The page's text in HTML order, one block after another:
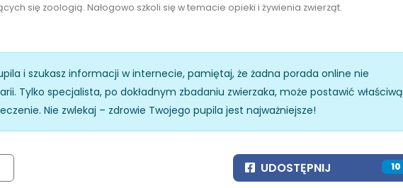
się zoologią. Nałogowo szkoli się w temacie opieki i żywienia zwierząt.
i szukasz informacji w internecie, pamiętaj, że żadna porada online nie
Tylko specjalista, po dokładnym zbadaniu zwierzaka, może postawić właściwą
Nie zwlekaj – zdrowie Twojego pupila jest najważniejsze!
UDOSTĘPNIJ 11